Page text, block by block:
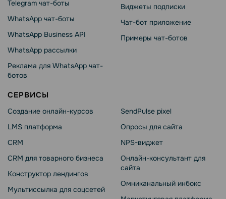
Telegram чат-боты
WhatsApp чат-боты
WhatsApp Business API
WhatsApp рассылки
Реклама для WhatsApp чат-
ботов
Виджеты подписки
Чат-бот приложение
Примеры чат-ботов
СЕРВИСЫ
Создание онлайн-курсов
LMS платформа
CRM
CRM для товарного бизнеса
Конструктор лендингов
Мультиссылка для соцсетей
SendPulse pixel
Опросы для сайта
NPS-виджет
Онлайн-консультант для
сайта
Омниканальный инбокс